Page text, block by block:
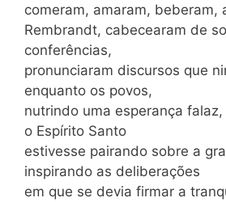
comeram, amaram, beberam,
Rembrandt, cabecearam de
conferências,
pronunciaram discursos que
enquanto os povos,
nutrindo uma esperança
o Espírito Santo
estivesse pairando sobre a
inspirando as deliberações
em que se devia firmar a